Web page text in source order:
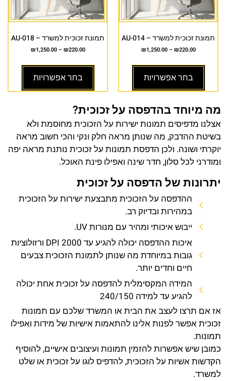
תמונת זכוכית למשרד – AU-014
₪220.00
–
₪1,250.00
בחר אפשרויות
תמונת זכוכית למשרד – AU-018
₪220.00
–
₪1,250.00
בחר אפשרויות
מה מיוחד בהדפסה על זכוכית?
אצלנו מדפיסים תמונות ישירות על הזכוכית מחוסמת ולא
בשיטת ההדבק, מה שנותן מראה חלק ונקי והכי חשוב מראה
יוקרתי ושונה. ולכן הדפסת תמונות על זכוכית נותנת מראה יפה
ומודרני לכל סלון, חדר שינה ואפילו פינת האוכל.
יתרונות של הדפסה על זכוכית
ההדפסה על הזכוכית מתבצעת ישירות על הזכוכית
במהירות ובדיוק רב.
ייבוש איכותי ומהיר עם מנורות UV.
איכות ההדפסה יכולה להגיע עד 2000 DPI ורזולוציות
גובות במיוחדת מה שנותן לתמונת הזכוכית צבעים
חיים וחדים יותר.
המידה המקסימלית להדפסה על זכוכית אחת יכולה
להגיע עד למידה 240/150
אז אם תרצו לעצב את הבית או המשרד שלכם עם תמונות
זכוכית אפשר לפנות אלינו להתאמות אישיות של מידות ואפילו
תמונות.
כמובן שיש אפשרות להזמין תמונות ועיצובים אישיים, להוסיף
הקדשות אשיות על הזכוכית, להדפיס לוגו על זכוכית או שלט
למשרד.